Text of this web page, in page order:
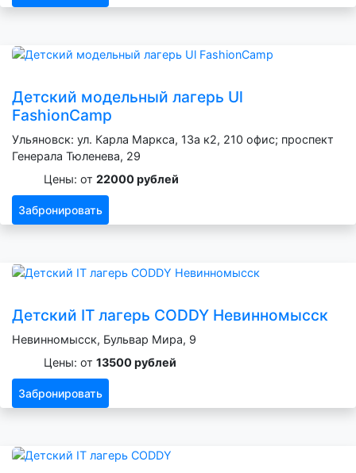
Детский модельный лагерь Ul
FashionCamp
Ульяновск: ул. Карла Маркса, 13а к2, 210 офис; проспект
Генерала Тюленева, 29
Цены: от 22000 рублей
Забронировать
Детский IT лагерь CODDY Невинномысск
Невинномысск, Бульвар Мира, 9
Цены: от 13500 рублей
Забронировать